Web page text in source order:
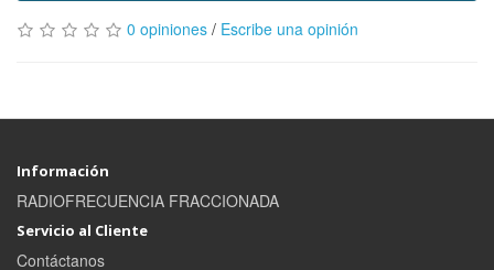
0 opiniones / Escribe una opinión
Información
RADIOFRECUENCIA FRACCIONADA
Servicio al Cliente
Contáctanos